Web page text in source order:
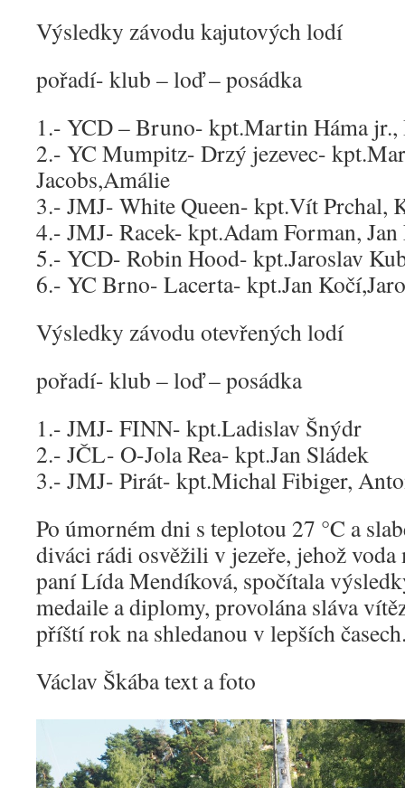
Výsledky závodu kajutových lodí
pořadí- klub – loď – posádka
1.- YCD – Bruno- kpt.Martin Háma jr.,
2.- YC Mumpitz- Drzý jezevec-
Jacobs,Amálie
3.- JMJ- White Queen- kpt.Vít Prchal,
4.- JMJ- Racek- kpt.Adam Forman,
5.- YCD- Robin Hood- kpt.Jaroslav
6.- YC Brno- Lacerta- kpt.Jan
Výsledky závodu otevřených lodí
pořadí- klub – loď – posádka
1.- JMJ- FINN- kpt.Ladislav Šnýdr
2.- JČL- O-Jola Rea- kpt.Jan Sládek
3.- JMJ- Pirát- kpt.Michal Fibiger,
Po úmorném dni s teplotou 27 °C a
diváci rádi osvěžili v jezeře, jehož voda
paní Lída Mendíková, spočítala
medaile a diplomy, provolána sláva
příští rok na shledanou v lepších
Václav Škába text a foto